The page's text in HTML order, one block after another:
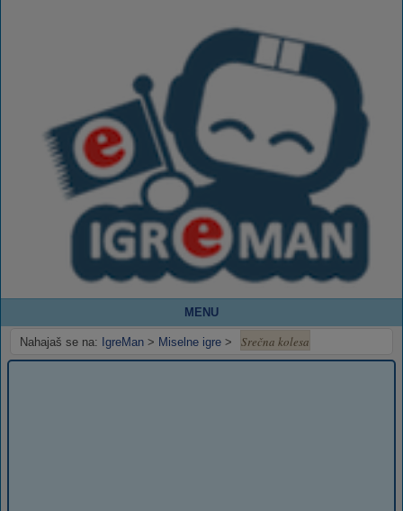
MENU
Nahajaš se na: IgreMan > Miselne igre > Srečna kolesa